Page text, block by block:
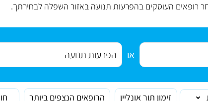
רופאים העוסקים בהפרעות תנועה באזור השפלה לבחירתך.
או
זימון תור אונליין הרופאים הנצפים ביותר